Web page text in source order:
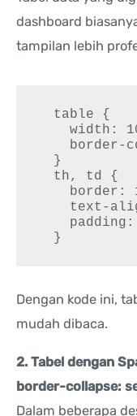
dashboard
tampilan lebih
    width: 100%;
  }
Dengan kode ini,
mudah dibaca.
2. Tabel dengan
border-collapse:
Dalam beberapa